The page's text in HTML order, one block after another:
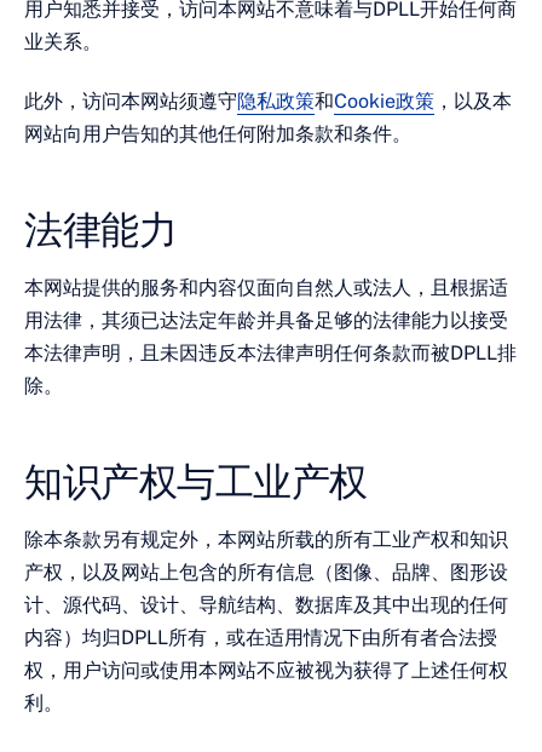
用户知悉并接受，访问本网站不意味着与DPLL开始任何商
业关系。
此外，访问本网站须遵守隐私政策和Cookie政策 ，以及本
网站向用户告知的其他任何附加条款和条件。
法律能力
本网站提供的服务和内容仅面向自然人或法人，且根据适
用法律，其须已达法定年龄并具备足够的法律能力以接受
本法律声明，且未因违反本法律声明任何条款而被DPLL排
除。
知识产权与工业产权
除本条款另有规定外，本网站所载的所有工业产权和知识
产权，以及网站上包含的所有信息（图像、品牌、图形设
计、源代码、设计、导航结构、数据库及其中出现的任何
内容）均归DPLL所有，或在适用情况下由所有者合法授
权，用户访问或使用本网站不应被视为获得了上述任何权
利。